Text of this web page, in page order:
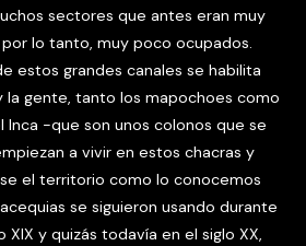
sectores que antes eran muy
por lo tanto, muy poco ocupados.
estos grandes canales se habilita
la gente, tanto los mapochoes como
Inca -que son unos colonos que se
a vivir en estos chacras y
el territorio como lo conocemos
se siguieron usando durante
XIX y quizás todavía en el siglo XX,